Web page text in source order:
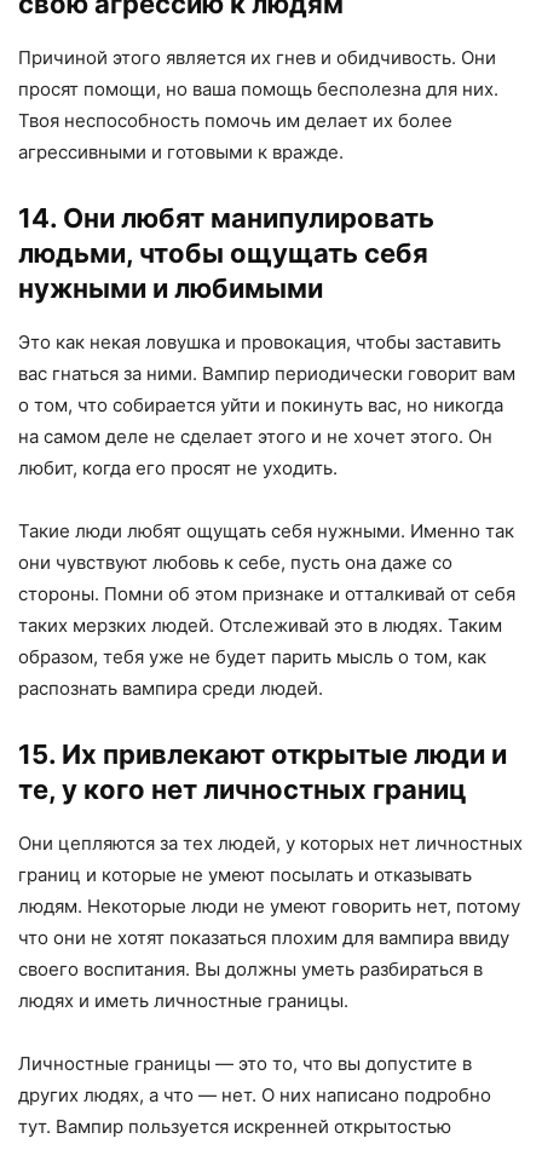
Причиной этого является их гнев и обидчивость. Они
просят помощи, но ваша помощь бесполезна для них.
Твоя неспособность помочь им делает их более
агрессивными и готовыми к вражде.
14. Они любят манипулировать
людьми, чтобы ощущать себя
нужными и любимыми
Это как некая ловушка и провокация, чтобы заставить
вас гнаться за ними. Вампир периодически говорит вам
о том, что собирается уйти и покинуть вас, но никогда
на самом деле не сделает этого и не хочет этого. Он
любит, когда его просят не уходить.
Такие люди любят ощущать себя нужными. Именно так
они чувствуют любовь к себе, пусть она даже со
стороны. Помни об этом признаке и отталкивай от себя
таких мерзких людей. Отслеживай это в людях. Таким
образом, тебя уже не будет парить мысль о том, как
распознать вампира среди людей.
15. Их привлекают открытые люди и
те, у кого нет личностных границ
Они цепляются за тех людей, у которых нет личностных
границ и которые не умеют посылать и отказывать
людям. Некоторые люди не умеют говорить нет, потому
что они не хотят показаться плохим для вампира ввиду
своего воспитания. Вы должны уметь разбираться в
людях и иметь личностные границы.
Личностные границы — это то, что вы допустите в
других людях, а что — нет. О них написано подробно
тут. Вампир пользуется искренней открытостью